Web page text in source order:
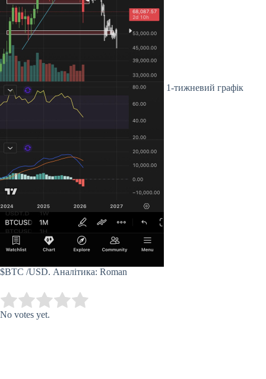
1-тижневий графік
$BTC /USD. Аналітика: Roman
Rate this item:
No votes yet.